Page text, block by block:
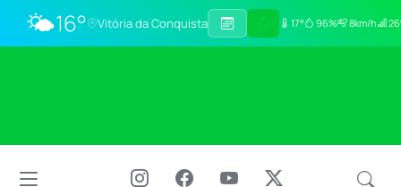
🌤️16° Vitória da Conquista 17° 96% 8km/h